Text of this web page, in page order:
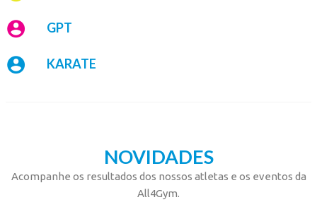
GPT
KARATE
NOVIDADES
Acompanhe os resultados dos nossos atletas e os eventos da
All4Gym.